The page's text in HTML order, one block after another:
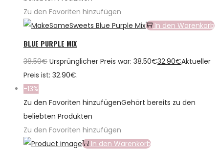
Zu den Favoriten hinzufügen
In den Warenkorb
BLUE PURPLE MIX
38.50€ Ursprünglicher Preis war: 38.50€32.90€Aktueller
Preis ist: 32.90€.
-13%
Zu den Favoriten hinzufügenGehört bereits zu den
beliebten Produkten
Zu den Favoriten hinzufügen
In den Warenkorb